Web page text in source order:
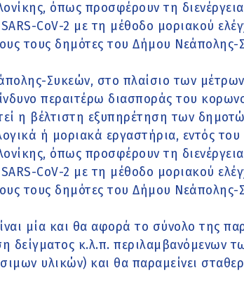
όπως προσφέρουν τη
CoV-2 με τη μέθοδο μοριακού
τους δημότες του Δήμου Νεάπολης-
Συκεών, στο πλαίσιο των
περαιτέρω διασποράς του
η βέλτιστη εξυπηρέτηση των
ή μοριακά εργαστήρια, εντός
όπως προσφέρουν τη
CoV-2 με τη μέθοδο μοριακού
τους δημότες του Δήμου Νεάπολης-
μία και θα αφορά το σύνολο της
δείγματος κ.λ.π. περιλαμβανόμενων
υλικών) και θα παραμείνει